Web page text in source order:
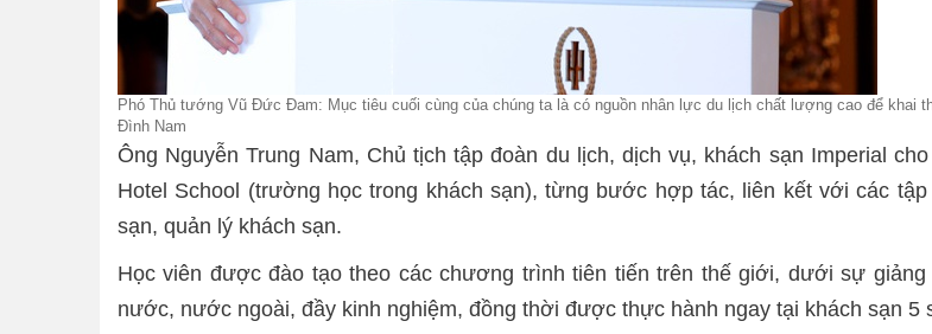
Phó Thủ tướng Vũ Đức Đam: Mục tiêu cuối cùng của chúng ta là có nguồn nhân lực du lịch chất lượng cao để khai
Đình Nam
Ông Nguyễn Trung Nam, Chủ tịch tập đoàn du lịch, dịch vụ, khách sạn Imperial
Hotel School (trường học trong khách sạn), từng bước hợp tác, liên kết với các
sạn, quản lý khách sạn.
Học viên được đào tạo theo các chương trình tiên tiến trên thế giới, dưới sự
nước, nước ngoài, đầy kinh nghiệm, đồng thời được thực hành ngay tại khách sạn 5